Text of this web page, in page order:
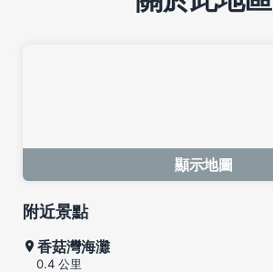
顯示地圖
附近景點
香菇灣海灘
0.4 公里